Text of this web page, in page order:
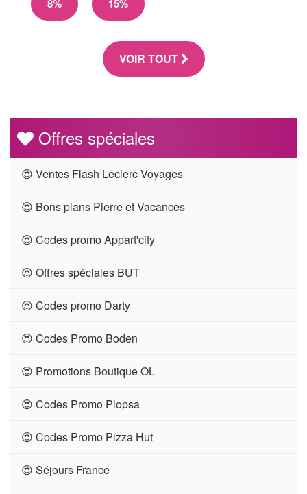
8% 15%
VOIR TOUT
Offres spéciales
😍 Ventes Flash Leclerc Voyages
😍 Bons plans Pierre et Vacances
😍 Codes promo Appart'city
😍 Offres spéciales BUT
😍 Codes promo Darty
😍 Codes Promo Boden
😍 Promotions Boutique OL
😍 Codes Promo Plopsa
😍 Codes Promo Pizza Hut
😍 Séjours France